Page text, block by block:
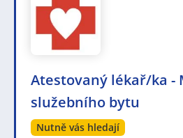
Atestovaný lékař/ka -
služebního bytu
Nutně vás hledají